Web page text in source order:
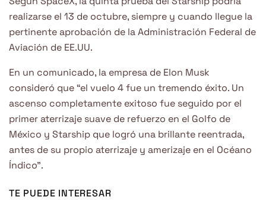
realizarse el 13 de octubre, siempre y cuando llegue la
pertinente aprobación de la Administración Federal de
Aviación de EE.UU.
En un comunicado, la empresa de Elon Musk
consideró que “el vuelo 4 fue un tremendo éxito. Un
ascenso completamente exitoso fue seguido por el
primer aterrizaje suave de refuerzo en el Golfo de
México y Starship que logró una brillante reentrada,
antes de su propio aterrizaje y amerizaje en el Océano
Índico”.
TE PUEDE INTERESAR